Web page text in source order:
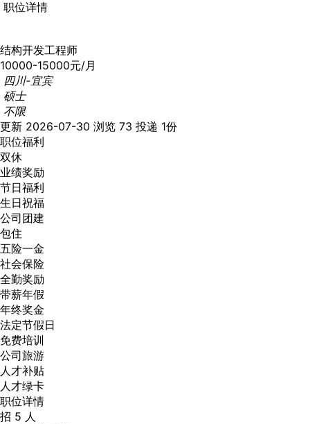
职位详情
结构开发工程师
10000-15000元/月
四川-宜宾
硕士
不限
更新 2026-07-30 浏览 73 投递 1份
职位福利
双休
业绩奖励
节日福利
生日祝福
公司团建
包住
五险一金
社会保险
全勤奖励
带薪年假
年终奖金
法定节假日
免费培训
公司旅游
人才补贴
人才绿卡
职位详情
招 5 人